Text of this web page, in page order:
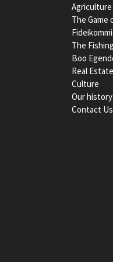
Agriculture
The Game
The
Boo
Real Estate
Culture
Our history
Contact Us